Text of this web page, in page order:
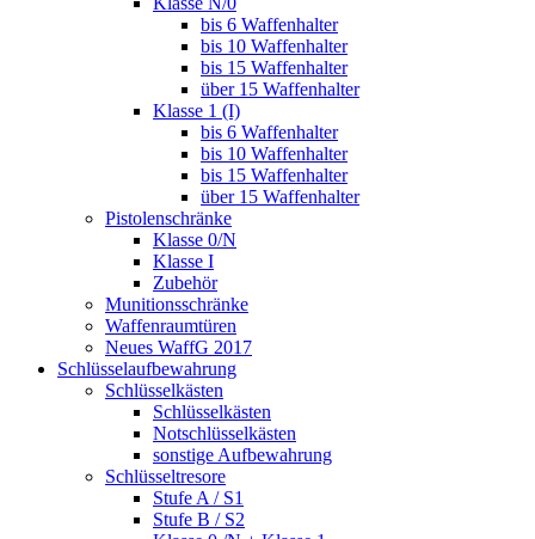
bis 6 Waffenhalter
bis 10 Waffenhalter
bis 15 Waffenhalter
über 15 Waffenhalter
Klasse 1 (I)
bis 6 Waffenhalter
bis 10 Waffenhalter
bis 15 Waffenhalter
über 15 Waffenhalter
Pistolenschränke
Klasse 0/N
Klasse I
Zubehör
Munitionsschränke
Waffenraumtüren
Neues WaffG 2017
Schlüsselaufbewahrung
Schlüsselkästen
Schlüsselkästen
Notschlüsselkästen
sonstige Aufbewahrung
Schlüsseltresore
Stufe A / S1
Stufe B / S2